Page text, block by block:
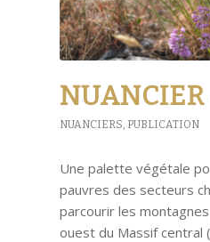
NUANCIER
NUANCIERS PUBLICATION
Une palette végétale
pauvres des secteurs
parcourir les
ouest du Massif central